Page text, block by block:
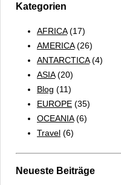
Kategorien
AFRICA(17)
AMERICA(26)
ANTARCTICA(4)
ASIA(20)
Blog (11)
EUROPE (35)
OCEANIA(6)
Travel (6)
Neueste Beiträge